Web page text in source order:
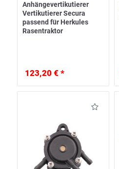
Anhängevertikutierer
Vertikutierer Secura
passend für Herkules
Rasentraktor
123,20 € *